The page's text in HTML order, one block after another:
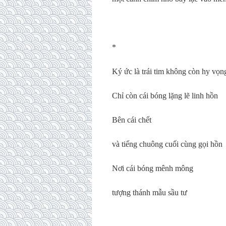
*
Ký ức là trái tim không còn hy
Chỉ còn cái bóng lặng lẽ linh hồn
Bên cái chết
và tiếng chuông cuối cùng gọi hồn
Nơi cái bóng mênh mông
tượng thánh mẫu sầu tư